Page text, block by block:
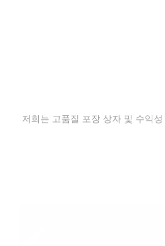
저희는 고품질 포장 상자 및 수익